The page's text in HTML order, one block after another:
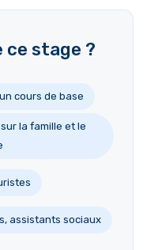
ce stage ?
cours de base
la famille et le
assistants sociaux